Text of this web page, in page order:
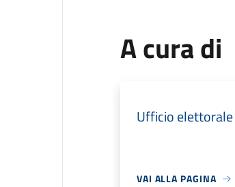
A cura di
Ufficio elettorale
VAI ALLA PAGINA